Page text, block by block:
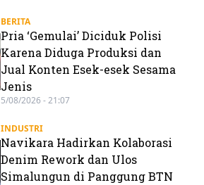
BERITA
Pria ‘Gemulai’ Diciduk Polisi
Karena Diduga Produksi dan
Jual Konten Esek-esek Sesama
Jenis
5/08/2026 - 21:07
INDUSTRI
Navikara Hadirkan Kolaborasi
Denim Rework dan Ulos
Simalungun di Panggung BTN